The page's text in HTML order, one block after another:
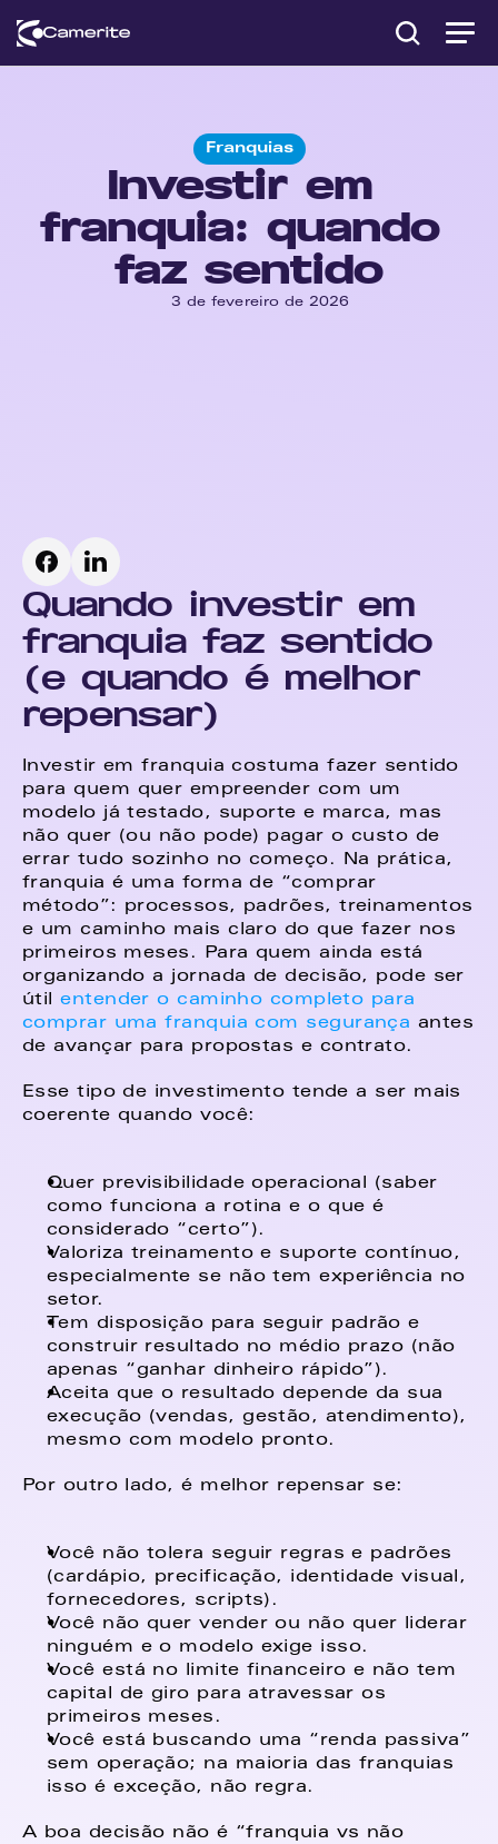
Franquias
Investir em
franquia: quando
faz sentido
3 de fevereiro de 2026
Quando investir em
franquia faz sentido
(e quando é melhor
repensar)
Investir em franquia costuma fazer sentido
para quem quer empreender com um
modelo já testado, suporte e marca, mas
não quer (ou não pode) pagar o custo de
errar tudo sozinho no começo. Na prática,
franquia é uma forma de “comprar
método”: processos, padrões, treinamentos
e um caminho mais claro do que fazer nos
primeiros meses. Para quem ainda está
organizando a jornada de decisão, pode ser
útil entender o caminho completo para
comprar uma franquia com segurança antes
de avançar para propostas e contrato.
Esse tipo de investimento tende a ser mais
coerente quando você:
Quer previsibilidade operacional (saber
como funciona a rotina e o que é
considerado “certo”).
Valoriza treinamento e suporte contínuo,
especialmente se não tem experiência no
setor.
Tem disposição para seguir padrão e
construir resultado no médio prazo (não
apenas “ganhar dinheiro rápido”).
Aceita que o resultado depende da sua
execução (vendas, gestão, atendimento),
mesmo com modelo pronto.
Por outro lado, é melhor repensar se:
Você não tolera seguir regras e padrões
(cardápio, precificação, identidade visual,
fornecedores, scripts).
Você não quer vender ou não quer liderar
ninguém e o modelo exige isso.
Você está no limite financeiro e não tem
capital de giro para atravessar os
primeiros meses.
Você está buscando uma “renda passiva”
sem operação; na maioria das franquias
isso é exceção, não regra.
A boa decisão não é “franquia vs não